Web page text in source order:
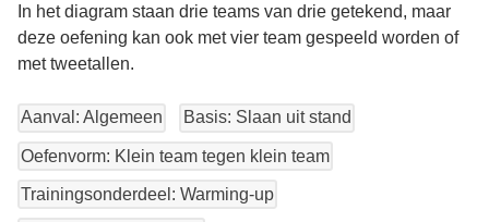
In het diagram staan drie teams van drie getekend, maar
deze oefening kan ook met vier team gespeeld worden of
met tweetallen.
Aanval: Algemeen Basis: Slaan uit stand
Oefenvorm: Klein team tegen klein team
Trainingsonderdeel: Warming-up